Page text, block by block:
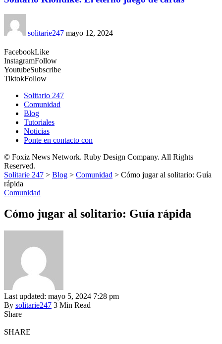
solitarie247 mayo 12, 2024
FacebookLike
InstagramFollow
YoutubeSubscribe
TiktokFollow
Solitario 247
Comunidad
Blog
Tutoriales
Noticias
Ponte en contacto con
© Foxiz News Network. Ruby Design Company. All Rights
Reserved.
Solitarie 247 > Blog > Comunidad > Cómo jugar al solitario: Guía
rápida
Comunidad
Cómo jugar al solitario: Guía rápida
Last updated: mayo 5, 2024 7:28 pm
By solitarie247 3 Min Read
Share
SHARE